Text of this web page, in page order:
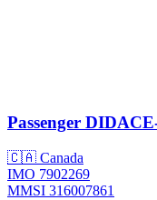
Passenger
🇨🇦 Canada
IMO 7902269
MMSI 316007861